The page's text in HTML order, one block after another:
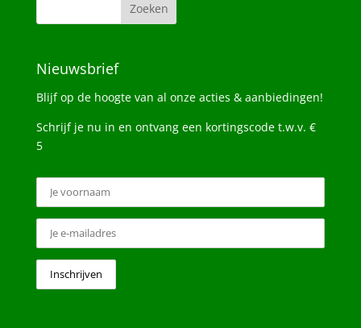
Nieuwsbrief
Blijf op de hoogte van al onze acties & aanbiedingen!
Schrijf je nu in en ontvang een kortingscode t.w.v. €
5